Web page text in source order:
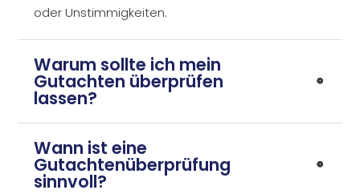
oder Unstimmigkeiten.
Warum sollte ich mein
Gutachten überprüfen
lassen?
Wann ist eine
Gutachtenüberprüfung
sinnvoll?